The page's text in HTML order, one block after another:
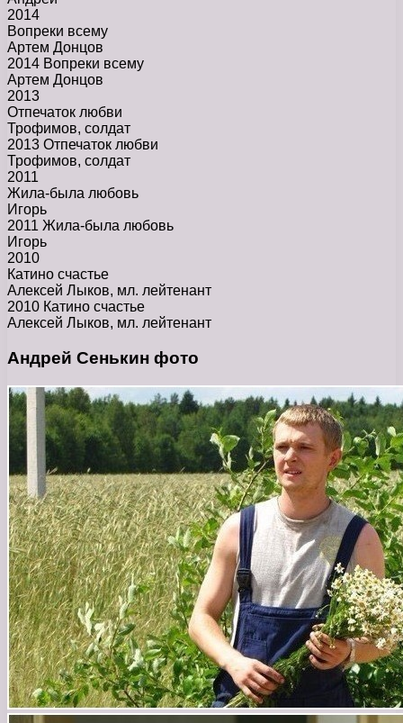
2014
Вопреки всему
Артем Донцов
2014 Вопреки всему
Артем Донцов
2013
Отпечаток любви
Трофимов, солдат
2013 Отпечаток любви
Трофимов, солдат
2011
Жила-была любовь
Игорь
2011 Жила-была любовь
Игорь
2010
Катино счастье
Алексей Лыков, мл. лейтенант
2010 Катино счастье
Алексей Лыков, мл. лейтенант
Андрей Сенькин фото